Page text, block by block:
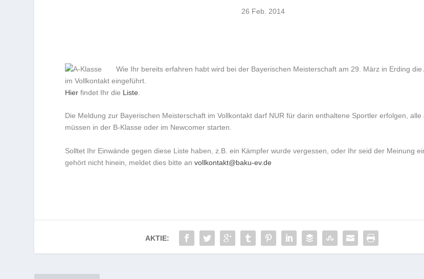
26 Feb. 2014
Wie Ihr bereits erfahren habt wird bei der Bayerischen Meisterschaft am 29. März in Erding die
im Vollkontakt eingeführt.
Hier findet Ihr die Liste
Die Meldung zur Bayerischen Meisterschaft im Vollkontakt darf NUR für darin enthaltene Sportler erfolgen, alle
müssen in der B-Klasse oder im Newcomer starten.
Solltet Ihr Einwände gegen diese Liste haben, z.B. ein Kämpfer wurde vergessen, oder Ihr seid der Meinung
gehört nicht hinein, meldet dies bitte anvollkontakt@baku-ev.de
AKTIE: